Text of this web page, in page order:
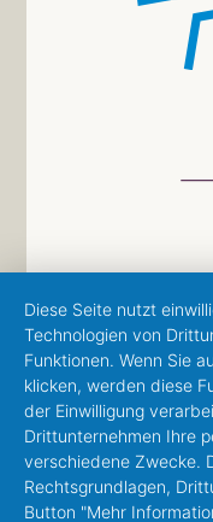
Diese Seite nutzt
Technologien von
Funktionen. Wenn Sie
klicken, werden diese
der Einwilligung
Drittunternehmen Ihre
verschiedene Zwecke.
Rechtsgrundlagen,
Button "Mehr